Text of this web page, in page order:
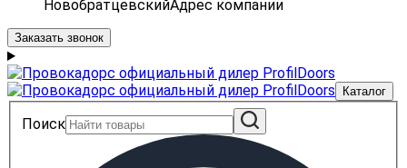
НовобратцевскийАдрес компании
Заказать звонок
Каталог
Поиск